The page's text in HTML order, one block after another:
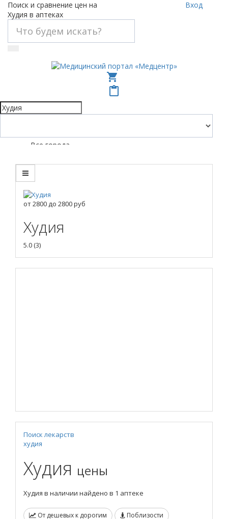
Поиск и сравнение цен на
Худия в аптеках
Вход
shopping_cart
content_paste
Все города
от2800до 2800руб
Худия
5.0(3)
Поиск лекарств
худия
Худия цены
Худия в наличии найдено в 1 аптеке
От дешевых к дорогим
Поблизости